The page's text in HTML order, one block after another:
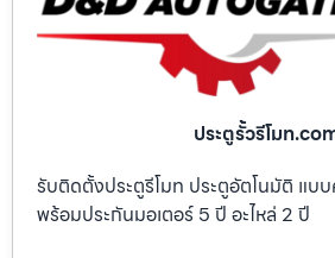
ประตูรั้วรีโมท
รับติดตั้งประตูรีโมท ประตูอัตโนมัติ แบ
พร้อมประกันมอเตอร์ 5 ปี อะไหล่ 2 ปี